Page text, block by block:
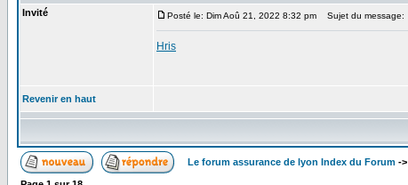
Invité Posté le: Dim Aoû 21, 2022 8:32 pm Sujet du message:
Hris
Revenir en haut
Le forum assurance de lyon Index du Forum ->